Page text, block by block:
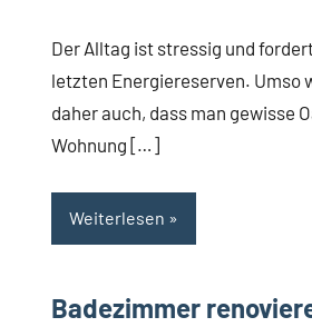
Der Alltag ist stressig und
letzten Energiereserven. Umso
daher auch, dass man gewisse
Wohnung […]
Weiterlesen
Badezimmer